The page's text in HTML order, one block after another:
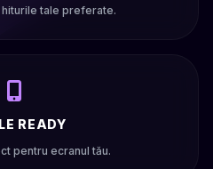
hiturile tale preferate.
READY
pentru ecranul tău.